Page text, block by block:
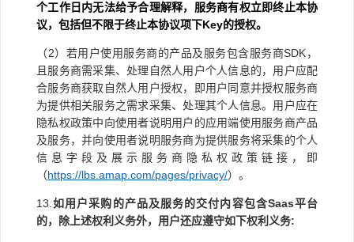
个工作日内无法给予合理解释，服务商有权立即终止本协
议，包括但不限于终止本协议项下Key的授权。
（2）若用户使用服务商的产品及服务包含服务商SDK，
且服务商需采集、处理自然人用户个人信息的，用户应配
合服务商获取自然人用户授权，即用户同意并授权服务商
为提供相关服务之需求采集、处理其个人信息。用户应在
隐私权政策中向使用者说明用户的应用端使用服务商产品
及服务，并向使用者说明服务商为提供服务将采集的个人
信息字段及展示服务商隐私权政策链接，即
（https://lbs.amap.com/pages/privacy/）。
13. 如用户采购的产品及服务的交付内容包含Saas平台
的，除上述权利义务外，用户还应遵守如下权利义务: